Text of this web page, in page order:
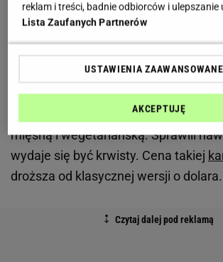
Whopper - posiada wszystkie
klasycznej wersji poza
wykonany w całości na bazie
Impossible Foods, czyli firma która
roślinny zamiennik, dołożyła starań,
jedzące nie zauważyły różnicy
mięsną i wegetariańską. Sprawili
wydaje się być krwisty. Cena takiej
droższa od klasycznej wersji o dolara.
reklam i treści, badnie odbiorców i ulepszanie
Lista Zaufanych Partnerów
USTAWIENIA ZAAWANSOWANE
AKCEPTUJĘ